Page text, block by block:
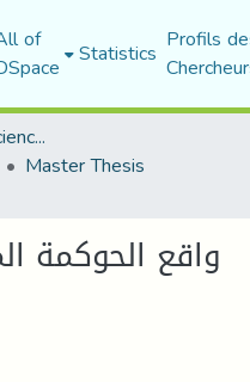
of Statistics Profils
Faculty of Economic Sciences, Commerce and Management Sciences
Master Thesis
واقع الحوكمة